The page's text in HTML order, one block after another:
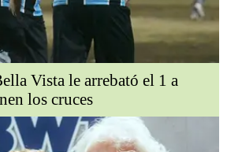
Vista le arrebató el 1 a
los cruces